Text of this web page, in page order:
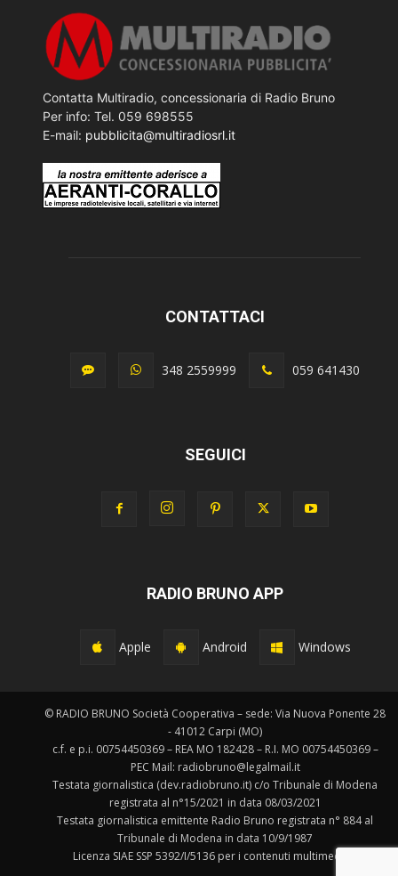
Contatta Multiradio, concessionaria di Radio Bruno
Per info: Tel. 059 698555
E-mail: pubblicita@multiradiosrl.it
CONTATTACI
348 2559999 059 641430
SEGUICI
RADIO BRUNO APP
Apple Android Windows
© RADIO BRUNO Società Cooperativa – sede: Via Nuova Ponente 28
- 41012 Carpi (MO)
c.f. e p.i. 00754450369 – REA MO 182428 – R.I. MO 00754450369 –
PEC Mail: radiobruno@legalmail.it
Testata giornalistica (dev.radiobruno.it) c/o Tribunale di Modena
registrata al n°15/2021 in data 08/03/2021
Testata giornalistica emittente Radio Bruno registrata n° 884 al
Tribunale di Modena in data 10/9/1987
Licenza SIAE SSP 5392/I/5136 per i contenuti multimediali.